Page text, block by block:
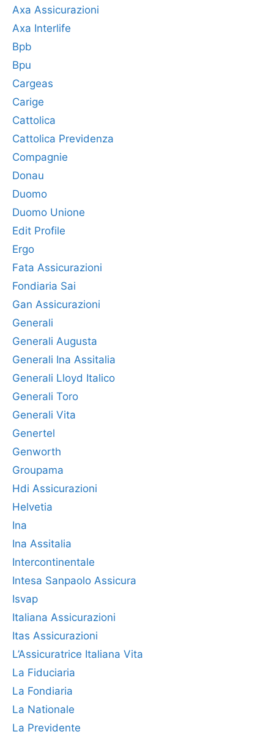
Axa Assicurazioni
Axa Interlife
Bpb
Bpu
Cargeas
Carige
Cattolica
Cattolica Previdenza
Compagnie
Donau
Duomo
Duomo Unione
Edit Profile
Ergo
Fata Assicurazioni
Fondiaria Sai
Gan Assicurazioni
Generali
Generali Augusta
Generali Ina Assitalia
Generali Lloyd Italico
Generali Toro
Generali Vita
Genertel
Genworth
Groupama
Hdi Assicurazioni
Helvetia
Ina
Ina Assitalia
Intercontinentale
Intesa Sanpaolo Assicura
Isvap
Italiana Assicurazioni
Itas Assicurazioni
L’Assicuratrice Italiana Vita
La Fiduciaria
La Fondiaria
La Nationale
La Previdente